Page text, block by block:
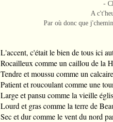
-
A
Par où donc que
L'accent, c'était le bien de tous ici
Rocailleux comme un caillou de la
Tendre et moussu comme un
Patient et roucoulant comme une
Large et pansu comme la vieille
Lourd et gras comme la terre de
Sec et dur comme le vent du nord